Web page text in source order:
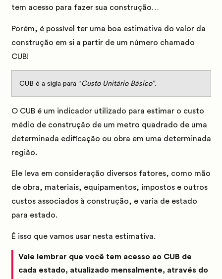
tem acesso para fazer sua construção…
Porém, é possível ter uma boa estimativa do valor da
construção em si a partir de um número chamado
CUB!
CUB é a sigla para “Custo Unitário Básico”.
O CUB é um indicador utilizado para estimar o custo
médio de construção de um metro quadrado de uma
determinada edificação ou obra em uma determinada
região.
Ele leva em consideração diversos fatores, como mão
de obra, materiais, equipamentos, impostos e outros
custos associados à construção, e varia de estado
para estado.
É isso que vamos usar nesta estimativa.
Vale lembrar que você tem acesso ao CUB de
cada estado, atualizado mensalmente, através do